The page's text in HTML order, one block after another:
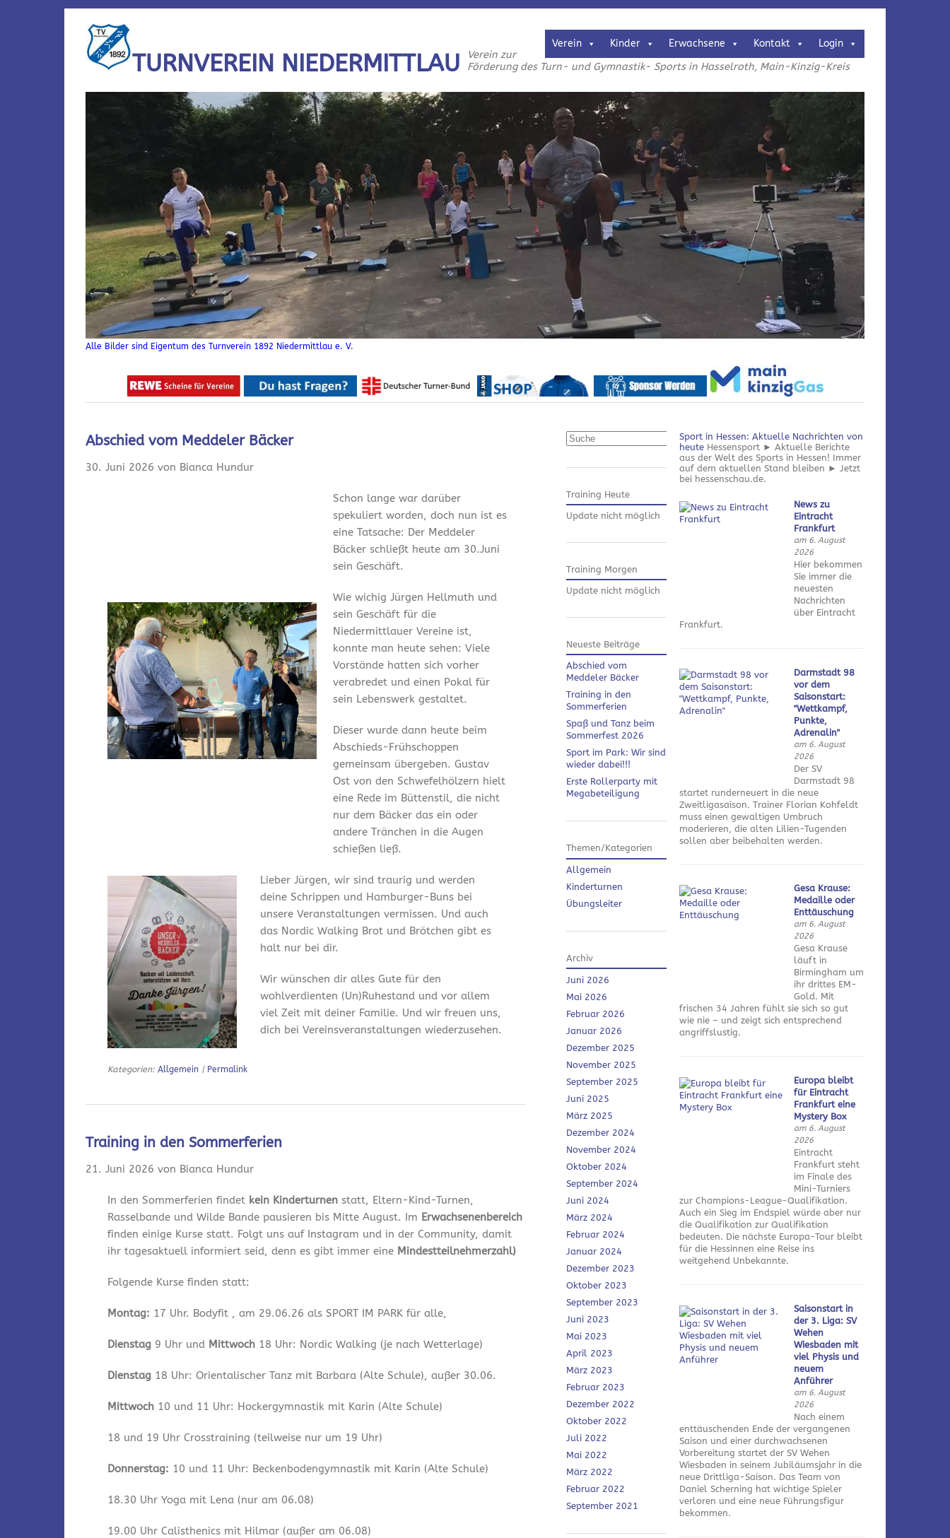
Verein Kinder Erwachsene Kontakt Login
TURNVEREIN NIEDERMITTLAU
Verein zur
Förderung des Turn- und Gymnastik- Sports in Hasselroth, Main-Kinzig-Kreis
Alle Bilder sind Eigentum des Turnverein 1892 Niedermittlau e. V.
Abschied vom Meddeler Bäcker
30. Juni 2026 von Bianca Hundur
Schon lange war darüber
spekuliert worden, doch nun ist es
eine Tatsache: Der Meddeler
Bäcker schließt heute am 30.Juni
sein Geschäft.
Wie wichig Jürgen Hellmuth und
sein Geschäft für die
Niedermittlauer Vereine ist,
konnte man heute sehen: Viele
Vorstände hatten sich vorher
verabredet und einen Pokal für
sein Lebenswerk gestaltet.
Dieser wurde dann heute beim
Abschieds-Frühschoppen
gemeinsam übergeben. Gustav
Ost von den Schwefelhölzern hielt
eine Rede im Büttenstil, die nicht
nur dem Bäcker das ein oder
andere Tränchen in die Augen
schießen ließ.
Lieber Jürgen, wir sind traurig und werden
deine Schrippen und Hamburger-Buns bei
unsere Veranstaltungen vermissen. Und auch
das Nordic Walking Brot und Brötchen gibt es
halt nur bei dir.
Wir wünschen dir alles Gute für den
wohlverdienten (Un)Ruhestand und vor allem
viel Zeit mit deiner Familie. Und wir freuen uns,
dich bei Vereinsveranstaltungen wiederzusehen.
Kategorien:Allgemein | Permalink
Training in den Sommerferien
21. Juni 2026 von Bianca Hundur
In den Sommerferien findet kein Kinderturnen statt, Eltern-Kind-Turnen,
Rasselbande und Wilde Bande pausieren bis Mitte August. Im Erwachsenenbereich
finden einige Kurse statt. Folgt uns auf Instagram und in der Community, damit
ihr tagesaktuell informiert seid, denn es gibt immer eine Mindestteilnehmerzahl)
Folgende Kurse finden statt:
Montag: 17 Uhr. Bodyfit , am 29.06.26 als SPORT IM PARK für alle,
Dienstag 9 Uhr und Mittwoch 18 Uhr: Nordic Walking (je nach Wetterlage)
Dienstag 18 Uhr: Orientalischer Tanz mit Barbara (Alte Schule), außer 30.06.
Mittwoch 10 und 11 Uhr: Hockergymnastik mit Karin (Alte Schule)
18 und 19 Uhr Crosstraining (teilweise nur um 19 Uhr)
Donnerstag: 10 und 11 Uhr: Beckenbodengymnastik mit Karin (Alte Schule)
18.30 Uhr Yoga mit Lena (nur am 06.08)
19.00 Uhr Calisthenics mit Hilmar (außer am 06.08)
Suchen
Training Heute
Update nicht möglich
Training Morgen
Update nicht möglich
Neueste Beiträge
Abschied vom
Meddeler Bäcker
Training in den
Sommerferien
Spaß und Tanz beim
Sommerfest 2026
Sport im Park: Wir sind
wieder dabei!!!
Erste Rollerparty mit
Megabeteiligung
Themen/Kategorien
Allgemein
Kinderturnen
Übungsleiter
Archiv
Juni 2026
Mai 2026
Februar 2026
Januar 2026
Dezember 2025
November 2025
September 2025
Juni 2025
März 2025
Dezember 2024
November 2024
Oktober 2024
September 2024
Juni 2024
März 2024
Februar 2024
Januar 2024
Dezember 2023
Oktober 2023
September 2023
Juni 2023
Mai 2023
April 2023
März 2023
Februar 2023
Dezember 2022
Oktober 2022
Juli 2022
Mai 2022
März 2022
Februar 2022
September 2021
Sport in Hessen: Aktuelle Nachrichten von
heute Hessensport ► Aktuelle Berichte
aus der Welt des Sports in Hessen! Immer
auf dem aktuellen Stand bleiben ► Jetzt
bei hessenschau.de.
News zu
Eintracht
Frankfurt
am 6. August
2026
Hier bekommen
Sie immer die
neuesten
Nachrichten
über Eintracht
Frankfurt.
Darmstadt 98
vor dem
Saisonstart:
"Wettkampf,
Punkte,
Adrenalin"
am 6. August
2026
Der SV
Darmstadt 98
startet runderneuert in die neue
Zweitligasaison. Trainer Florian Kohfeldt
muss einen gewaltigen Umbruch
moderieren, die alten Lilien-Tugenden
sollen aber beibehalten werden.
Gesa Krause:
Medaille oder
Enttäuschung
am 6. August
2026
Gesa Krause
läuft in
Birmingham um
ihr drittes EM-
Gold. Mit
frischen 34 Jahren fühlt sie sich so gut
wie nie – und zeigt sich entsprechend
angriffslustig.
Europa bleibt
für Eintracht
Frankfurt eine
Mystery Box
am 6. August
2026
Eintracht
Frankfurt steht
im Finale des
Mini-Turniers
zur Champions-League-Qualifikation.
Auch ein Sieg im Endspiel würde aber nur
die Qualifikation zur Qualifikation
bedeuten. Die nächste Europa-Tour bleibt
für die Hessinnen eine Reise ins
weitgehend Unbekannte.
Saisonstart in
der 3. Liga: SV
Wehen
Wiesbaden mit
viel Physis und
neuem
Anführer
am 6. August
2026
Nach einem
enttäuschenden Ende der vergangenen
Saison und einer durchwachsenen
Vorbereitung startet der SV Wehen
Wiesbaden in seinem Jubiläumsjahr in die
neue Drittliga-Saison. Das Team von
Daniel Scherning hat wichtige Spieler
verloren und eine neue Führungsfigur
bekommen.